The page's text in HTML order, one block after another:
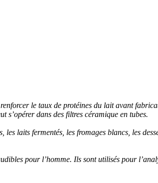
le taux de protéines du lait avant
s’opérer dans des filtres céramique en tubes.
laits fermentés, les fromages blancs, les
pour l’homme. Ils sont utilisés pour